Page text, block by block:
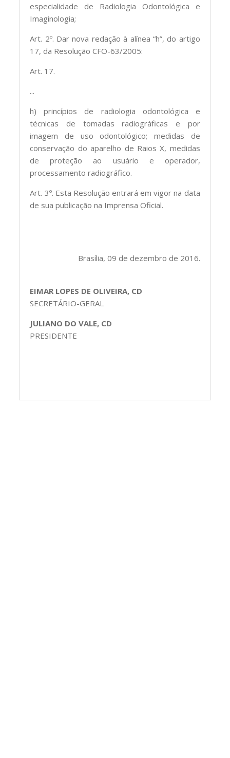
especialidade de Radiologia Odontológica e
Imaginologia;
Art. 2º. Dar nova redação à alínea “h”, do artigo
17, da Resolução CFO-63/2005:
Art. 17.
...
h) princípios de radiologia odontológica e
técnicas de tomadas radiográficas e por
imagem de uso odontológico; medidas de
conservação do aparelho de Raios X, medidas
de proteção ao usuário e operador,
processamento radiográfico.
Art. 3º. Esta Resolução entrará em vigor na data
de sua publicação na Imprensa Oficial.
Brasília, 09 de dezembro de 2016.
EIMAR LOPES DE OLIVEIRA, CD
SECRETÁRIO-GERAL
JULIANO DO VALE, CD
PRESIDENTE